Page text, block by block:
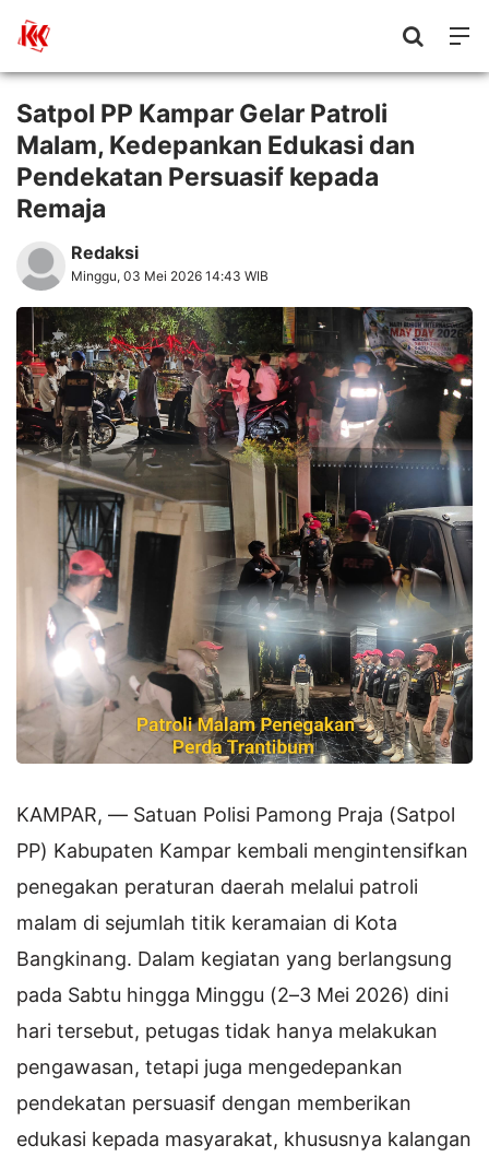
Satpol PP Kampar Gelar Patroli
Malam, Kedepankan Edukasi dan
Pendekatan Persuasif kepada
Remaja
Redaksi
Minggu, 03 Mei 2026 14:43 WIB
KAMPAR, — Satuan Polisi Pamong Praja (Satpol
PP) Kabupaten Kampar kembali mengintensifkan
penegakan peraturan daerah melalui patroli
malam di sejumlah titik keramaian di Kota
Bangkinang. Dalam kegiatan yang berlangsung
pada Sabtu hingga Minggu (2–3 Mei 2026) dini
hari tersebut, petugas tidak hanya melakukan
pengawasan, tetapi juga mengedepankan
pendekatan persuasif dengan memberikan
edukasi kepada masyarakat, khususnya kalangan